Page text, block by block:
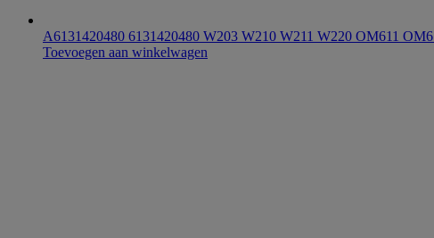
A6131420480 6131420480 W203 W210 W211 W220 OM611
Toevoegen aan winkelwagen